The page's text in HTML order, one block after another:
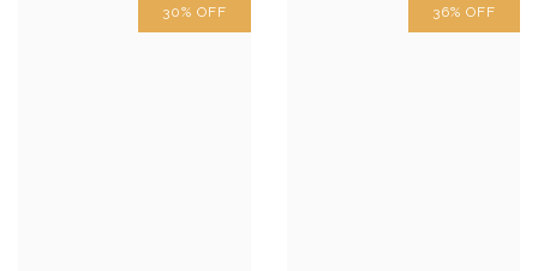
30% OFF 36% OFF